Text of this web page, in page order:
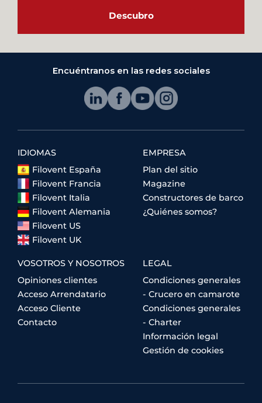
Descubro
Encuéntranos en las redes sociales
IDIOMAS
Filovent España
Filovent Francia
Filovent Italia
Filovent Alemania
Filovent US
Filovent UK
EMPRESA
Plan del sitio
Magazine
Constructores de barco
¿Quiénes somos?
VOSOTROS Y NOSOTROS
Opiniones clientes
Acceso Arrendatario
Acceso Cliente
Contacto
LEGAL
Condiciones generales
- Crucero en camarote
Condiciones generales
- Charter
Información legal
Gestión de cookies